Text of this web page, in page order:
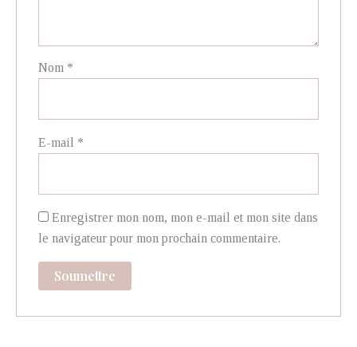
Nom *
E-mail *
Enregistrer mon nom, mon e-mail et mon site dans
le navigateur pour mon prochain commentaire.